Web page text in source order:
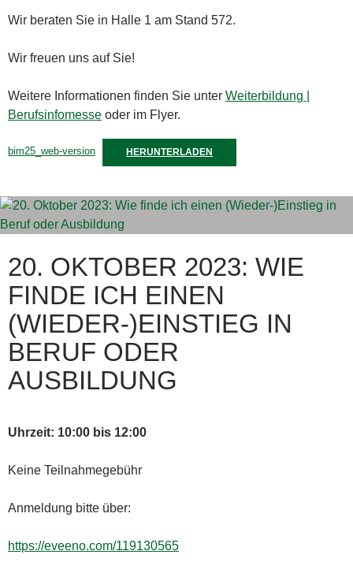
Wir beraten Sie in Halle 1 am Stand 572.
Wir freuen uns auf Sie!
Weitere Informationen finden Sie unter Weiterbildung |
Berufsinfomesse oder im Flyer.
bim25_web-version HERUNTERLADEN
20. OKTOBER 2023: WIE
FINDE ICH EINEN
(WIEDER-)EINSTIEG IN
BERUF ODER
AUSBILDUNG
Uhrzeit: 10:00 bis 12:00
Keine Teilnahmegebühr
Anmeldung bitte über:
https://eveeno.com/119130565